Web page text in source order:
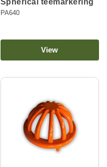
Spherical teemarkering
PA640
View